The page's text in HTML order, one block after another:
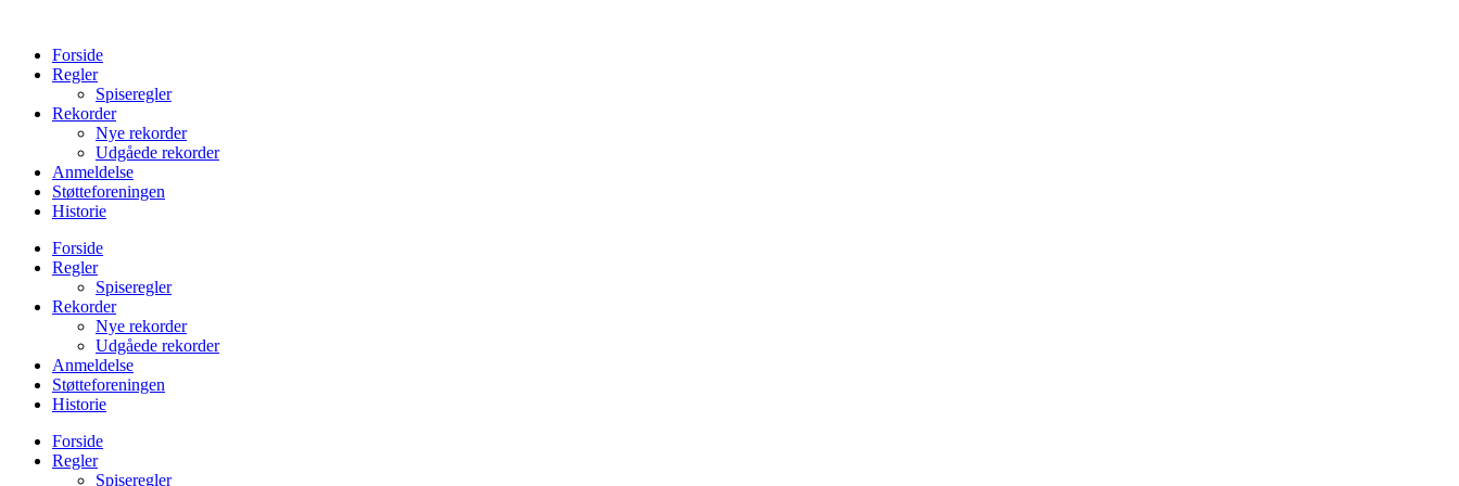
indholdForside
Regler
Spiseregler
Rekorder
Nye rekorder
Udgåede rekorder
Anmeldelse
Støtteforeningen
Historie
Forside
Regler
Spiseregler
Rekorder
Nye rekorder
Udgåede rekorder
Anmeldelse
Støtteforeningen
Historie
Forside
Regler
Spiseregler